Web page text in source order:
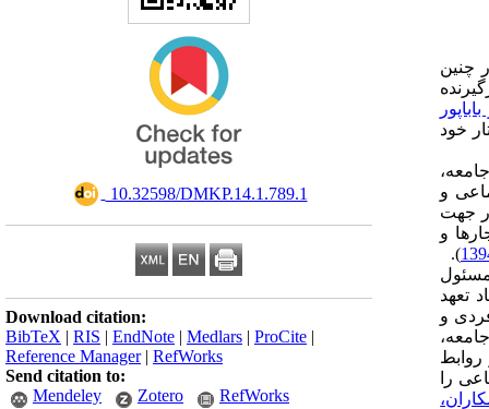
‎ 10.32598/DMKP.14.1.789.1
Download citation:
BibTeX | RIS | EndNote | Medlars | ProCite |
Reference Manager| RefWorks
Send citation to:
Mendeley
Zotero RefWorks
چنین
خود
و
جهت
و
).
تعهد
و
را